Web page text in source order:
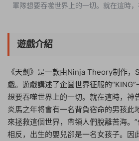
軍隊想要吞噬世界上的一切。就在這時
遊戲介紹
《天劍》是一款由Ninja Theory制作，
戲。遊戲講述了企圖世界征服的
想要吞噬世界上的一切。就在這時，神
炎馬之年将會有一名背負宿命的男孩此
來拯救這個世界，帶領人們脫離苦海。
相反，出生的嬰兒卻是一名女孩子。因